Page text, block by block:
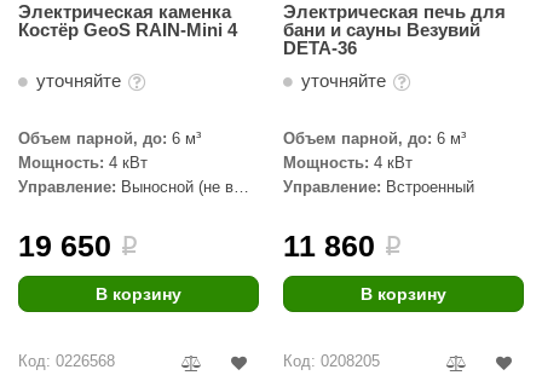
2000
KERN
Электрическая каменка
Костёр GeoS RAIN-Mini 4
уточняйте
Объем парной, до: 6 м³
Мощность: 4 кВт
Управление: Выносной (не в
19 650 i
В корзину
Электрическая печь для
бани и сауны Везувий
DETA-36
уточняйте
Объем парной, до: 6 м³
Мощность: 4 кВт
Управление: Встроенный
11 860 i
В корзину
Код: 0226568 Код: 0208205